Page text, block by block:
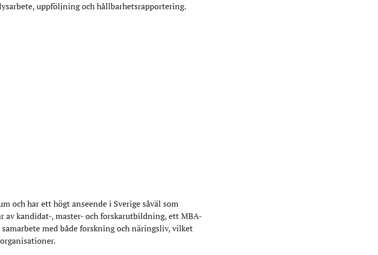
uppföljning och hållbarhetsrapportering.
och har ett högt anseende i Sverige såväl som
kandidat-, master- och forskarutbildning, ett MBA-
med både forskning och näringsliv, vilket